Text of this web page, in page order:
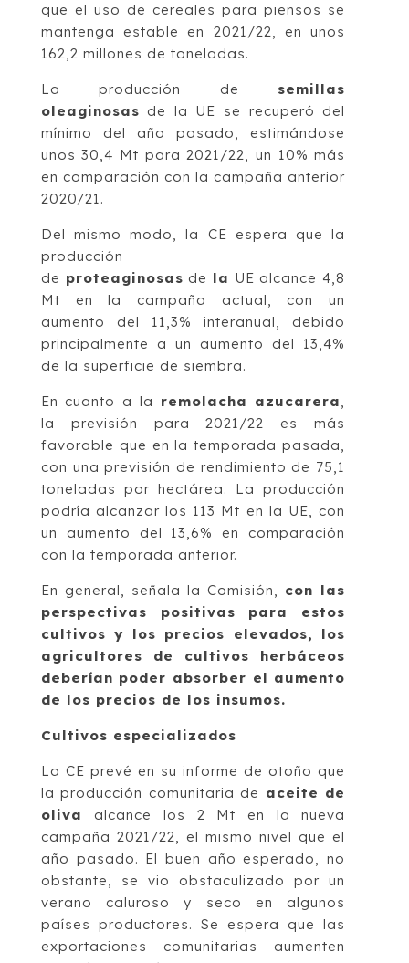
que el uso de cereales para piensos se
mantenga estable en 2021/22, en unos
162,2 millones de toneladas.
La producción de semillas
oleaginosas de la UE se recuperó del
mínimo del año pasado, estimándose
unos 30,4 Mt para 2021/22, un 10% más
en comparación con la campaña anterior
2020/21.
Del mismo modo, la CE espera que la
producción
de proteaginosas de la UE alcance 4,8
Mt en la campaña actual, con un
aumento del 11,3% interanual, debido
principalmente a un aumento del 13,4%
de la superficie de siembra.
En cuanto a la remolacha azucarera,
la previsión para 2021/22 es más
favorable que en la temporada pasada,
con una previsión de rendimiento de 75,1
toneladas por hectárea. La producción
podría alcanzar los 113 Mt en la UE, con
un aumento del 13,6% en comparación
con la temporada anterior.
En general, señala la Comisión, con las
perspectivas positivas para estos
cultivos y los precios elevados, los
agricultores de cultivos herbáceos
deberían poder absorber el aumento
de los precios de los insumos.
Cultivos especializados
La CE prevé en su informe de otoño que
la producción comunitaria de aceite de
oliva alcance los 2 Mt en la nueva
campaña 2021/22, el mismo nivel que el
año pasado. El buen año esperado, no
obstante, se vio obstaculizado por un
verano caluroso y seco en algunos
países productores. Se espera que las
exportaciones comunitarias aumenten